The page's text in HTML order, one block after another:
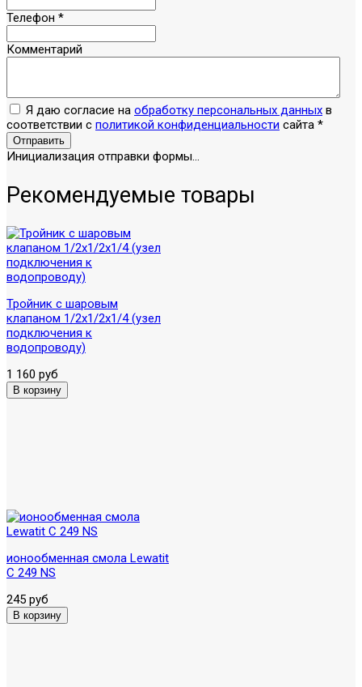
Телефон *
Комментарий
Я даю согласие на обработку персональных данных в
соответствии с политикой конфиденциальности сайта *
Отправить
Инициализация отправки формы...
Рекомендуемые товары
Тройник с шаровым
клапаном 1/2х1/2х1/4 (узел
подключения к
водопроводу)
1 160 руб
ионообменная смола Lewatit
C 249 NS
245 руб